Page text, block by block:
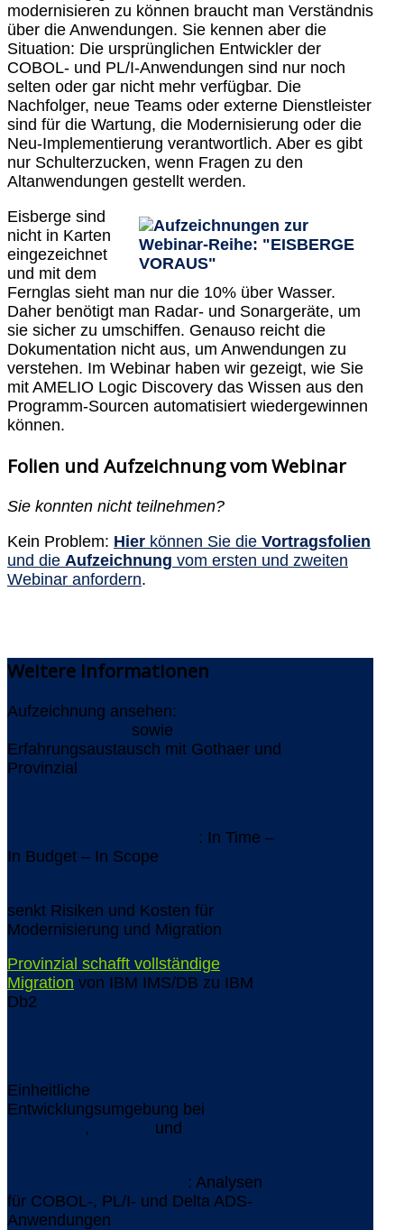
modernisieren zu können braucht man Verständnis
über die Anwendungen. Sie kennen aber die
Situation: Die ursprünglichen Entwickler der
COBOL- und PL/I-Anwendungen sind nur noch
selten oder gar nicht mehr verfügbar. Die
Nachfolger, neue Teams oder externe Dienstleister
sind für die Wartung, die Modernisierung oder die
Neu-Implementierung verantwortlich. Aber es gibt
nur Schulterzucken, wenn Fragen zu den
Altanwendungen gestellt werden.
Eisberge sind
nicht in Karten
eingezeichnet
und mit dem
Fernglas sieht man nur die 10% über Wasser.
Daher benötigt man Radar- und Sonargeräte, um
sie sicher zu umschiffen. Genauso reicht die
Dokumentation nicht aus, um Anwendungen zu
verstehen. Im Webinar haben wir gezeigt, wie Sie
mit AMELIO Logic Discovery das Wissen aus den
Programm-Sourcen automatisiert wiedergewinnen
können.
Folien und Aufzeichnung vom Webinar
Sie konnten nicht teilnehmen?
Kein Problem: Hier können Sie die Vortragsfolien
und die Aufzeichnung vom ersten und zweiten
Webinar anfordern.
Weitere Informationen
Aufzeichnung ansehen:
sowie
Erfahrungsaustausch mit Gothaer und
Provinzial
: In Time –
In Budget – In Scope
senkt Risiken und Kosten für
Modernisierung und Migration
Provinzial schafft vollständige
Migration von IBM IMS/DB zu IBM
Db2
Einheitliche
Entwicklungsumgebung bei
, und
: Analysen
für COBOL-, PL/I- und Delta ADS-
Anwendungen